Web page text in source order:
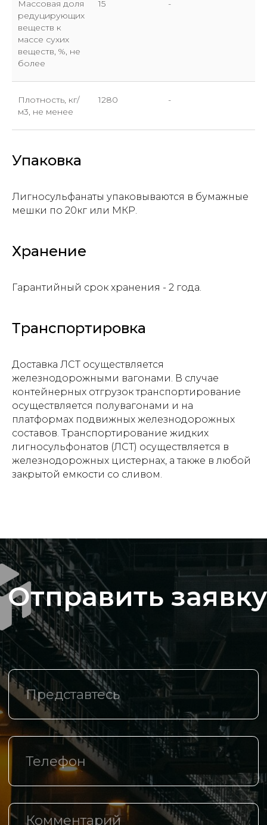
Массовая доля
редуцирующих
веществ к
массе сухих
веществ, %, не
более
15 -
Плотность, кг/
м3, не менее
1280 -
Упаковка
Лигносульфанаты упаковываются в бумажные
мешки по 20кг или МКР.
Хранение
Гарантийный срок хранения - 2 года.
Транспортировка
Доставка ЛСТ осуществляется
железнодорожными вагонами. В случае
контейнерных отгрузок транспортирование
осуществляется полувагонами и на
платформах подвижных железнодорожных
составов. Транспортирование жидких
лигносульфонатов (ЛСТ) осуществляется в
железнодорожных цистернах, а также в любой
закрытой емкости со сливом.
Add files
Нажимая на кнопку, вы даете согласие на
обработку персональных данных и
конфиденциальности
Доставка и оплата
Логистические центры
Компания
Контакты
Маршала Рыбалко, д.З, оф. 425
+7 (342) 206 77 73
info@th-m.ru
Реквизиты
Разработано агентством
Политика в отношении обработки
персональных данных